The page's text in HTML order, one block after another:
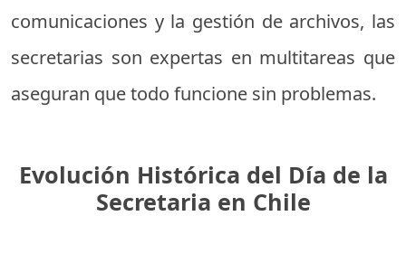
comunicaciones y la gestión de archivos, las
secretarias son expertas en multitareas que
aseguran que todo funcione sin problemas.
Evolución Histórica del Día de la
Secretaria en Chile